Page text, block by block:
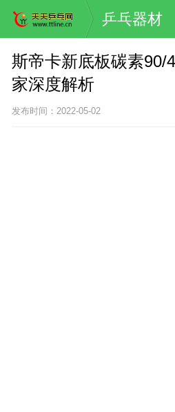
乒乓器材
斯帝卡新底板碳素90/
家深度解析
发布时间：2022-05-02